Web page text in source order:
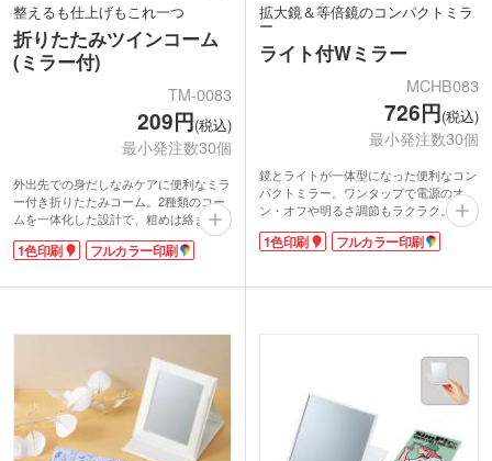
整えるも仕上げもこれ一つ
折りたたみツインコーム
(ミラー付)
TM-0083
209円(税込)
最小発注数30個
外出先での身だしなみケアに便利なミラ
ー付き折りたたみコーム。2種類のコー
ムを一体化した設計で、粗めは絡まりを
やさしく整え、細めは仕上げのスタイリ
ングに活躍します。コンパクトにたため
にもすっきり収納可能。ミラー付きなの
記念品にもおすすめな化粧箱入りです。
アパレルブランドの販促品やトラベル向
けノベルティにいかがでしょうか。
1色印刷 フルカラー印刷
拡大鏡＆等倍鏡のコンパクトミラ
ー
ライト付Wミラー
MCHB083
726円(税込)
最小発注数30個
鏡とライトが一体型になった便利なコン
パクトミラー。ワンタップで電源のオ
ン・オフや明るさ調節もラクラク。顔を
ふんわり明るく照らしてくれるから、影
ができにくくメイクがスムーズに。ホワ
ンのノベルティにぴったりです。
1色印刷 フルカラー印刷